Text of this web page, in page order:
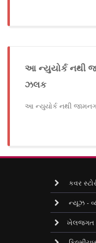
આ ન્યુયોર્ક નથી
ઝલક
આ ન્યુયોર્ક નથી
કવર
ન્યૂઝ -
ખેલજગત